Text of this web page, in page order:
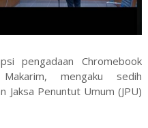
pengadaan Chromebook
mengaku sedih
Jaksa Penuntut Umum (JPU)